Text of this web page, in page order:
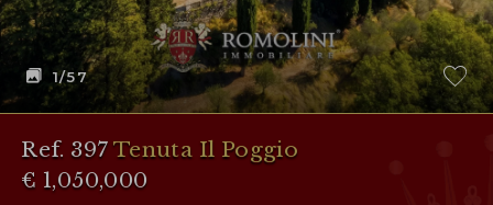
1/57
Ref. 397 Tenuta Il Poggio
€ 1,050,000